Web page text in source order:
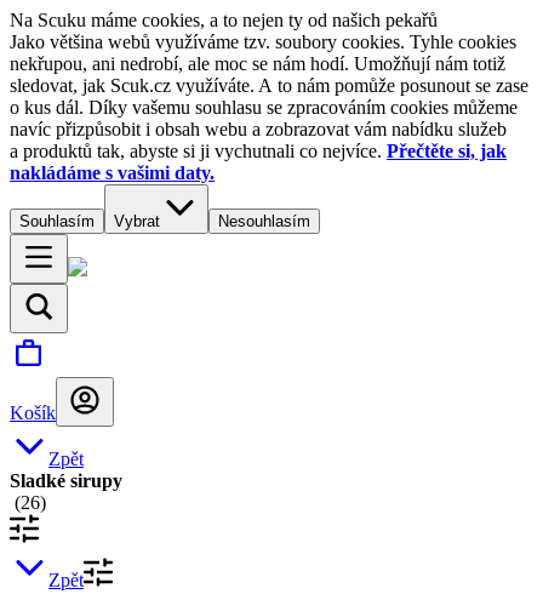
Na Scuku máme cookies, a to nejen ty od našich pekařů
Jako většina webů využíváme tzv. soubory cookies. Tyhle cookies
nekřupou, ani nedrobí, ale moc se nám hodí. Umožňují nám totiž
sledovat, jak Scuk.cz využíváte. A to nám pomůže posunout se zase
o kus dál. Díky vašemu souhlasu se zpracováním cookies můžeme
navíc přizpůsobit i obsah webu a zobrazovat vám nabídku služeb
a produktů tak, abyste si ji vychutnali co nejvíce. Přečtěte si, jak
nakládáme s vašimi daty.
Souhlasím Vybrat Nesouhlasím
Košík
Zpět
Sladké sirupy
(26)
Zpět